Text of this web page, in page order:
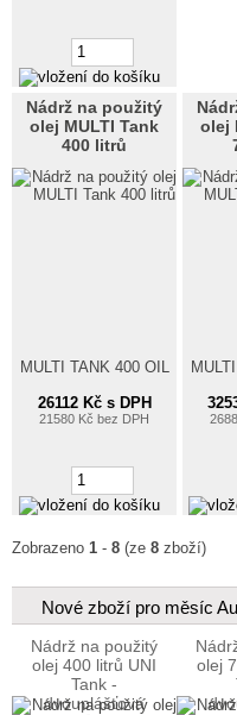
Nádrž na použitý
olej MULTI Tank
400 litrů
MULTI TANK 400 OIL
26112 Kč s DPH
21580 Kč bez DPH
olej
Zobrazeno 1 -8 (ze8 zboží)
Nové zboží pro měsíc
Nádrž na použitý
olej 400 litrů UNI
Tank -
dvouplášťová
olej